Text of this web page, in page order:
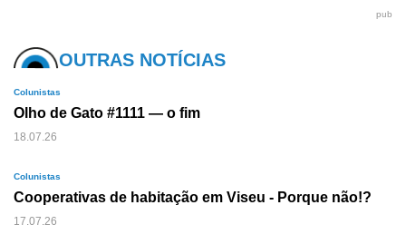
pub
OUTRAS NOTÍCIAS
Colunistas
Olho de Gato #1111 — o fim
18.07.26
Colunistas
Cooperativas de habitação em Viseu - Porque não!?
17.07.26